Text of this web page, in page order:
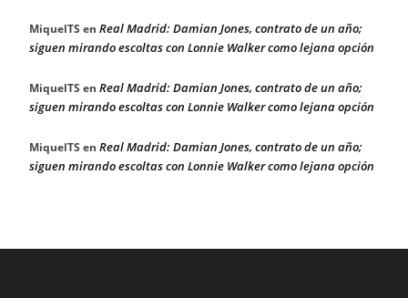
MiquelTS en Real Madrid: Damian Jones, contrato de un año;
siguen mirando escoltas con Lonnie Walker como lejana opción
MiquelTS en Real Madrid: Damian Jones, contrato de un año;
siguen mirando escoltas con Lonnie Walker como lejana opción
MiquelTS en Real Madrid: Damian Jones, contrato de un año;
siguen mirando escoltas con Lonnie Walker como lejana opción